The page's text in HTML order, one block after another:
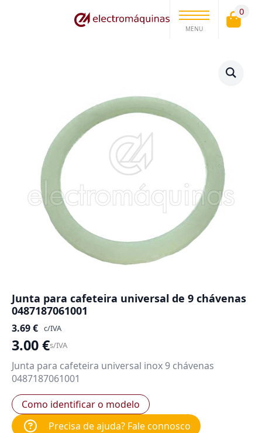
MENU
0
Junta para cafeteira universal de 9 chávenas
0487187061001
3.69€ c/IVA
3.00€s/IVA
Junta para cafeteira universal inox 9 chávenas
0487187061001
Como identificar o modelo
Precisa de ajuda? Fale connosco